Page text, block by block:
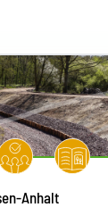
Anhalt